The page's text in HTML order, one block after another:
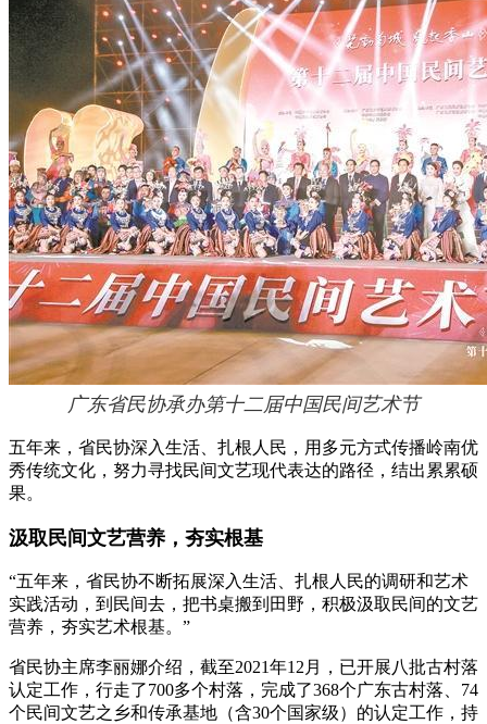
广东省民协承办第十二届中国民间艺术节
五年来，省民协深入生活、扎根人民，用多元方式传播岭南优
秀传统文化，努力寻找民间文艺现代表达的路径，结出累累硕
果。
汲取民间文艺营养，夯实根基
“五年来，省民协不断拓展深入生活、扎根人民的调研和艺术
实践活动，到民间去，把书桌搬到田野，积极汲取民间的文艺
营养，夯实艺术根基。”
省民协主席李丽娜介绍，截至2021年12月，已开展八批古村落
认定工作，行走了700多个村落，完成了368个广东古村落、74
个民间文艺之乡和传承基地（含30个国家级）的认定工作，持